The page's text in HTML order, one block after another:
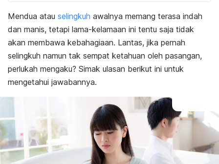
Mendua atau selingkuh awalnya memang terasa indah
dan manis, tetapi lama-kelamaan ini tentu saja tidak
akan membawa kebahagiaan. Lantas, jika pernah
selingkuh namun tak sempat ketahuan oleh pasangan,
perlukah mengaku? Simak ulasan berikut ini untuk
mengetahui jawabannya.